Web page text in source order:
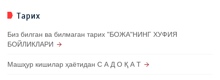
Тарих
Биз билган ва билмаган тарих "БОЖА"НИНГ ХУФИЯ
БОЙЛИКЛАРИ
Машҳур кишилар ҳаётидан С А Д О Қ А Т